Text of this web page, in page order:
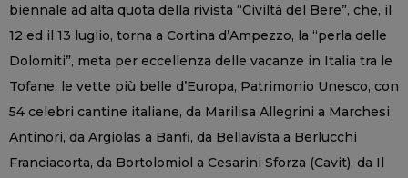
biennale ad alta quota della rivista “Civiltà del Bere”, che, il
12 ed il 13 luglio, torna a Cortina d’Ampezzo, la “perla delle
Dolomiti”, meta per eccellenza delle vacanze in Italia tra le
Tofane, le vette più belle d’Europa, Patrimonio Unesco, con
54 celebri cantine italiane, da Marilisa Allegrini a Marchesi
Antinori, da Argiolas a Banfi, da Bellavista a Berlucchi
Franciacorta, da Bortolomiol a Cesarini Sforza (Cavit), da Il